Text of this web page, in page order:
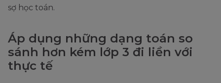
sợ học toán.
Áp dụng những dạng toán so
sánh hơn kém lớp 3 đi liền với
thực tế